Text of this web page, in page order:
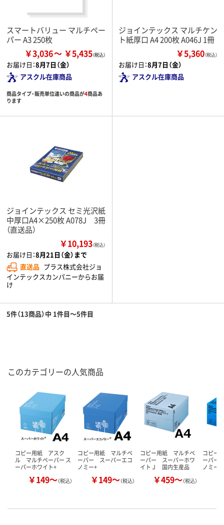
スマートバリュー マルチペー
パー A3 250枚
￥3,036 ￥5,435
お届け日：8月7日（金）
アスクル在庫商品
商品タイプ・販売単位違いの商品が4商品あ
ります
ジョインテックス マルチケン
ト紙厚口 A4 200枚 A046J 1冊
￥5,360（税込）
お届け日：8月7日（金）
アスクル在庫商品
ジョインテックス セミ光沢紙
中厚口A4×250枚 A078J 3冊
（直送品）
￥10,193（税込）
お届け日：8月21日（金）まで
直送品 プラス株式会社ジョ
インテックスカンパニーからお届
け
5件（13商品）中 1件目～5件目
このカテゴリーの人気商品
コピー用紙 アスク
ル マルチペーパー ス
ーパーホワイト+
￥149～（税込）
コピー用紙 マルチペ
ーパー スーパーエコ
ノミー+
￥149～（税込）
コピー用紙 マルチペ
ーパー スーパーホワ
イトＪ 国内生産品
￥459～（税込）
コピー
ーパー
ノミー